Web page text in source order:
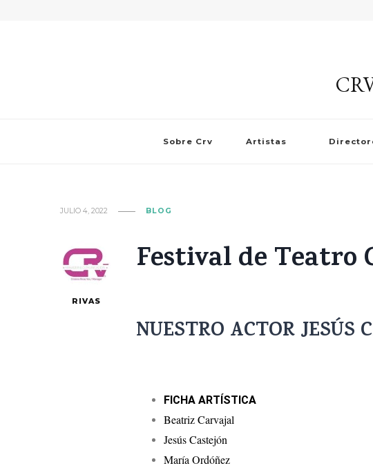
Sobre Crv Artistas
JULIO 4, 2022 BLOG
RIVAS
Festival de Teatro
NUESTRO ACTOR JESÚS
FICHA ARTÍSTICA
Beatriz Carvajal
Jesús Castejón
María Ordóñez